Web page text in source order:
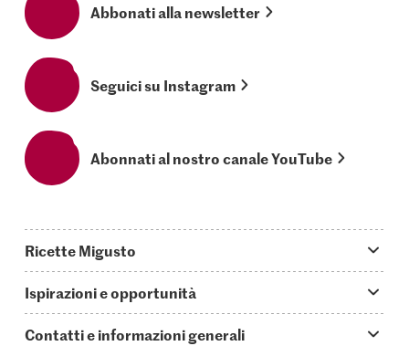
Abbonati alla newsletter
Seguici su Instagram
Abonnati al nostro canale YouTube
Ricette Migusto
Oggi cucino
Ispirazioni e opportunità
Contatti e informazioni generali